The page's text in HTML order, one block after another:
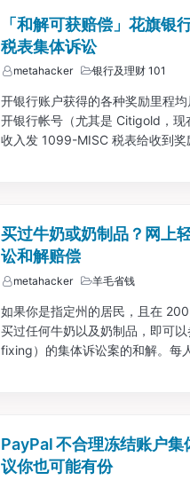
「和解可获赔偿」花旗银
税表集体诉讼
metahacker 银行及理财 101
开银行账户获得的各种奖励里程
开银行帐号（尤其是 Citigold，
收入发 1099-MISC 税表给收到奖
买过牛奶或奶制品？网上
讼和解赔偿
metahacker 羊毛省钱
如果你是指定州的居民，且在
买过任何牛奶以及奶制品，即可
fixing）的集体诉讼案的和解。每
PayPal 不合理冻结账户
议你也可能有份